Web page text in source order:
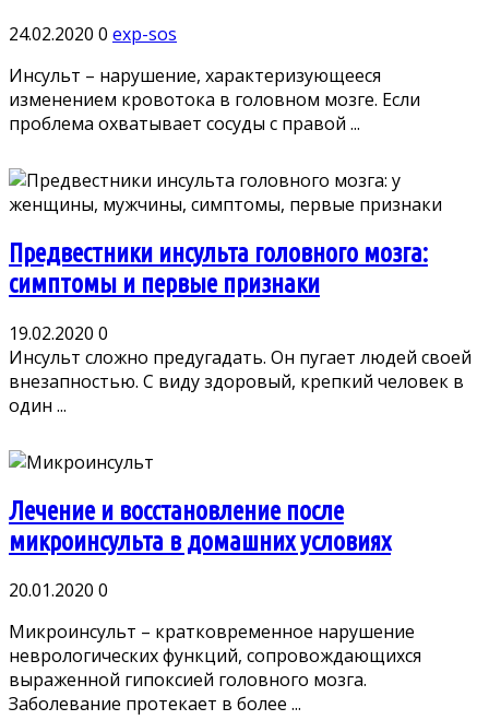
24.02.2020 0 exp-sos
Инсульт – нарушение, характеризующееся
изменением кровотока в головном мозге. Если
проблема охватывает сосуды с правой ...
Предвестники инсульта головного мозга:
симптомы и первые признаки
19.02.2020 0
Инсульт сложно предугадать. Он пугает людей своей
внезапностью. С виду здоровый, крепкий человек в
один ...
Лечение и восстановление после
микроинсульта в домашних условиях
20.01.2020 0
Микроинсульт – кратковременное нарушение
неврологических функций, сопровождающихся
выраженной гипоксией головного мозга.
Заболевание протекает в более ...